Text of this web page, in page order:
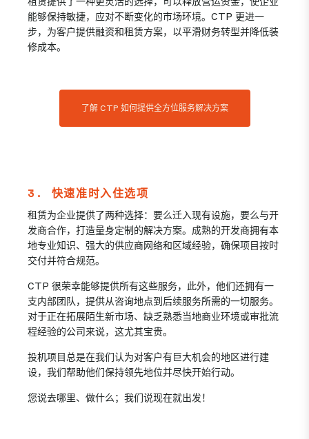
能够保持敏捷，应对不断变化的市场环境。CTP 更进一
步，为客户提供融资和租赁方案，以平滑财务转型并降低装
修成本。
了解 CTP 如何提供全方位服务解决方案
3. 快速准时入住选项
租赁为企业提供了两种选择：要么迁入现有设施，要么与开
发商合作，打造量身定制的解决方案。成熟的开发商拥有本
地专业知识、强大的供应商网络和区域经验，确保项目按时
交付并符合规范。
CTP 很荣幸能够提供所有这些服务，此外，他们还拥有一
支内部团队，提供从咨询地点到后续服务所需的一切服务。
对于正在拓展陌生新市场、缺乏熟悉当地商业环境或审批流
程经验的公司来说，这尤其宝贵。
投机项目总是在我们认为对客户有巨大机会的地区进行建
设，我们帮助他们保持领先地位并尽快开始行动。
您说去哪里、做什么；我们说现在就出发！